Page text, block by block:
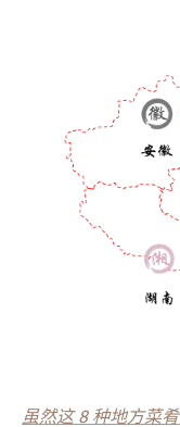
虽然这 8 种地方菜